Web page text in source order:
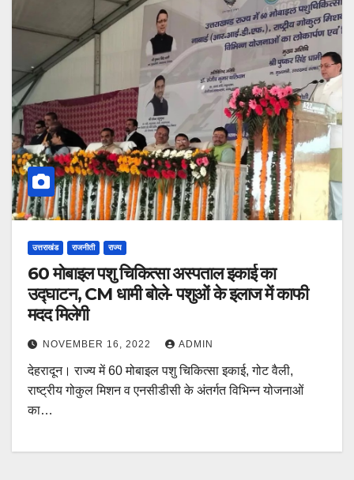
उत्तराखंड राजनीती राज्य
60 मोबाइल पशु चिकित्सा अस्पताल इकाई का
उद्घाटन, CM धामी बोले- पशुओं के इलाज में काफी
मदद मिलेगी
NOVEMBER 16, 2022 ADMIN
देहरादून। राज्य में 60 मोबाइल पशु चिकित्सा इकाई, गोट वैली,
राष्ट्रीय गोकुल मिशन व एनसीडीसी के अंतर्गत विभिन्न योजनाओं
का…